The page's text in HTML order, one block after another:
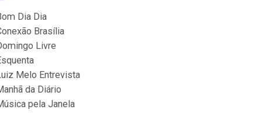
Dia Dia
Brasília
Livre
Melo Entrevista
da Diário
pela Janela